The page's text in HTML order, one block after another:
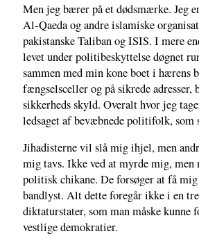
Men jeg bærer på et dødsmærke. Jeg
Al-Qaeda og andre islamiske
pakistanske Taliban og ISIS. I mere
levet under politibeskyttelse døgnet
sammen med min kone boet i hærens
fængselsceller og på sikrede
sikkerheds skyld. Overalt hvor jeg
ledsaget af bevæbnede politifolk, som
Jihadisterne vil slå mig ihjel, men
mig tavs. Ikke ved at myrde mig,
politisk chikane. De forsøger at få
bandlyst. Alt dette foregår ikke i en
diktaturstater, som man måske kunne
vestlige demokratier.